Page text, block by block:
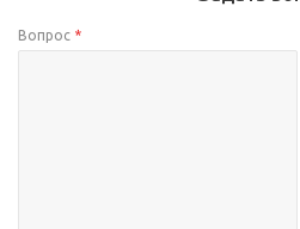
Вопрос *